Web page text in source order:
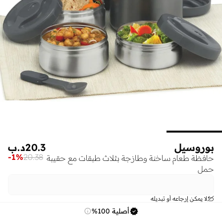
بوروسيل
حافظة طعام ساخنة وطازجة بثلاث طبقات مع حقيبة
حمل
د.ب20.3
20.38
-1%
لا يمكن إرجاعه أو تبديله
أصلية 100%